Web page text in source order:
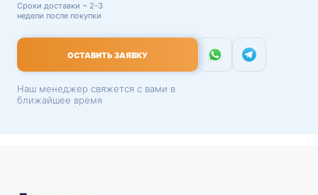
Сроки доставки ~ 2-3
недели после покупки
ОСТАВИТЬ ЗАЯВКУ
Наш менеджер свяжется с вами в
ближайшее время